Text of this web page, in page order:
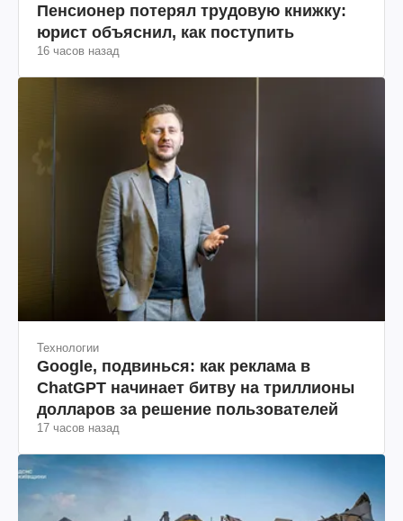
Пенсионер потерял трудовую книжку:
юрист объяснил, как поступить
16 часов назад
Технологии
Google, подвинься: как реклама в
ChatGPT начинает битву на триллионы
долларов за решение пользователей
17 часов назад